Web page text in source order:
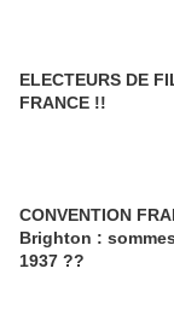
ELECTEURS DE
FRANCE !!
CONVENTION FRANCE
Brighton :
1937 ??